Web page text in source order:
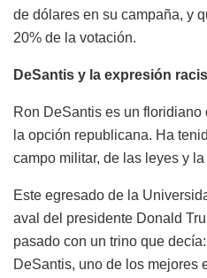
de dólares en su campaña, y
20% de la votación.
DeSantis y la expresión
Ron DeSantis es un
la opción republicana. Ha
campo militar, de las leyes y
Este egresado de la
aval del presidente Donald
pasado con un trino que
DeSantis, uno de los mejores